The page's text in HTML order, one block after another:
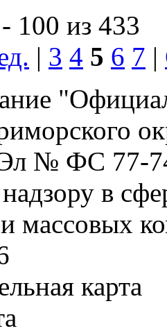
100 из 433
| 3 4 5 6 7 |
№ ФС 77-
в
массовых
карта